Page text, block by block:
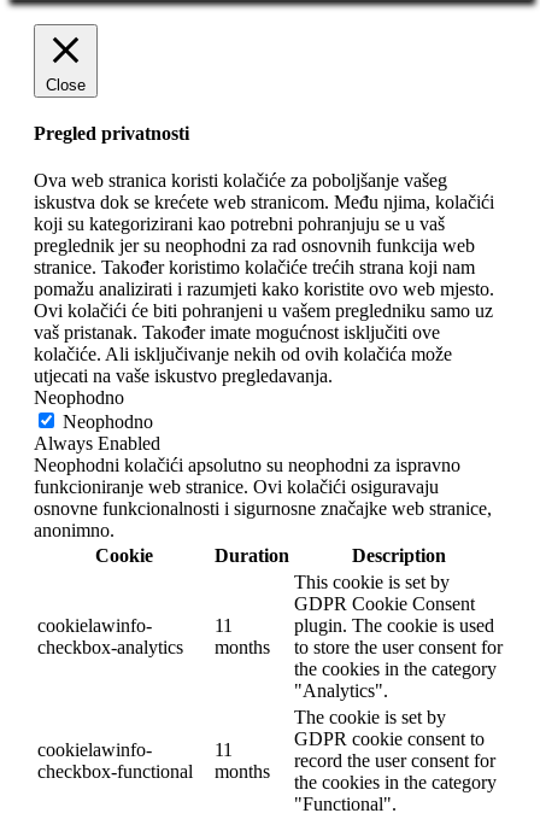
Close
Pregled privatnosti
Ova web stranica koristi kolačiće za poboljšanje vašeg
iskustva dok se krećete web stranicom. Među njima, kolačići
koji su kategorizirani kao potrebni pohranjuju se u vaš
preglednik jer su neophodni za rad osnovnih funkcija web
stranice. Također koristimo kolačiće trećih strana koji nam
pomažu analizirati i razumjeti kako koristite ovo web mjesto.
Ovi kolačići će biti pohranjeni u vašem pregledniku samo uz
vaš pristanak. Također imate mogućnost isključiti ove
kolačiće. Ali isključivanje nekih od ovih kolačića može
utjecati na vaše iskustvo pregledavanja.
Neophodno
Neophodno
Always Enabled
Neophodni kolačići apsolutno su neophodni za ispravno
funkcioniranje web stranice. Ovi kolačići osiguravaju
osnovne funkcionalnosti i sigurnosne značajke web stranice,
anonimno.
Cookie
Duration Description
cookielawinfo-
checkbox-analytics
11
months
This cookie is set by
GDPR Cookie Consent
plugin. The cookie is used
to store the user consent for
the cookies in the category
"Analytics".
cookielawinfo-
checkbox-functional
11
months
The cookie is set by
GDPR cookie consent to
record the user consent for
the cookies in the category
"Functional".